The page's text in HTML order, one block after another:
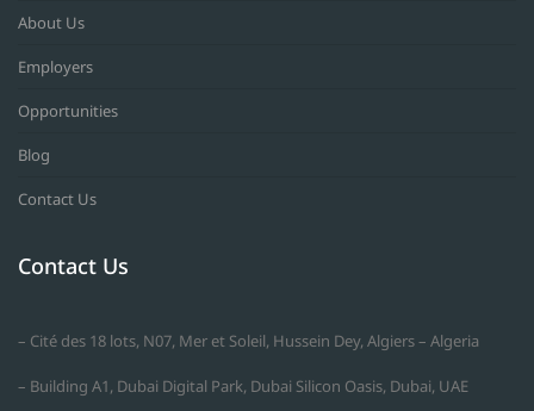
About Us
Employers
Opportunities
Blog
Contact Us
Contact Us
– Cité des 18 lots, N07, Mer et Soleil, Hussein Dey, Algiers – Algeria
– Building A1, Dubai Digital Park, Dubai Silicon Oasis, Dubai, UAE